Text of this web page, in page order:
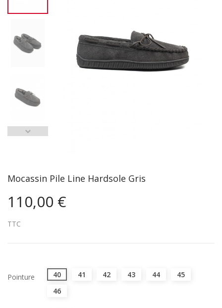
Mocassin Pile Line Hardsole Gris
110,00 €
TTC
Pointure 40 41 42 43 44
45
46